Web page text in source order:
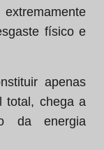
físico e
apenas
total, chega a
da energia